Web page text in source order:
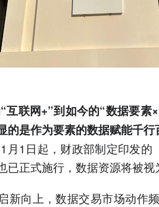
互联网+”到如今的“数据要素
的是作为要素的数据赋能千行
月1日起，财政部制定印发的
已正式施行，数据资源将被视
新向上，数据交易市场动作